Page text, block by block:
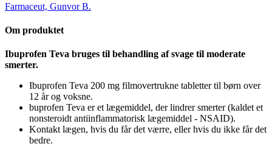
Farmaceut, Gunvor B.
Om produktet
Ibuprofen Teva bruges til behandling af svage til moderate
smerter.
Ibuprofen Teva 200 mg filmovertrukne tabletter til børn over
12 år og voksne.
buprofen Teva er et lægemiddel, der lindrer smerter (kaldet et
nonsteroidt antiinflammatorisk lægemiddel - NSAID).
Kontakt lægen, hvis du får det værre, eller hvis du ikke får det
bedre.